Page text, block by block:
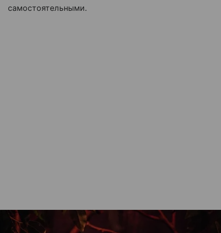
самостоятельными.